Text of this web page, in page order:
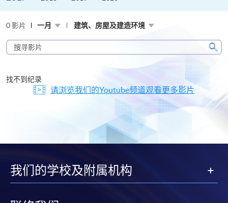
0 影片 一月 建筑、房屋及建造环境
搜
寻
片
搜
找不到纪录
请浏览我们的Youtube频道观看更多影片
我们的学校及附属机构